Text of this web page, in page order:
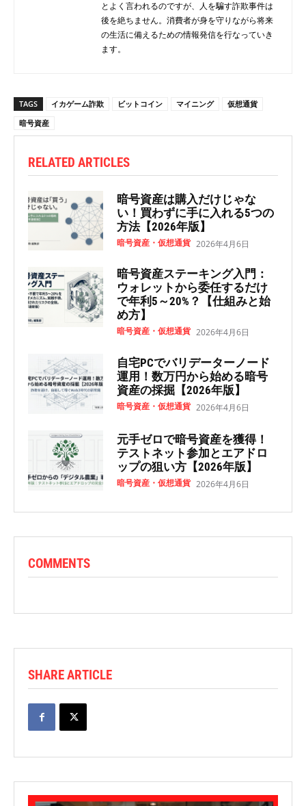
とよく言われるのですが、人を騙す詐欺事件は
後を絶ちません。消費者が身を守りながら将来
の生活に備えるための情報発信を行なっていき
ます。
TAGS イカゲーム詐欺 ビットコイン マイニング
仮想通貨
暗号資産
RELATED ARTICLES
暗号資産は購入だけじゃな
い！買わずに手に入れる5つの
方法【2026年版】
暗号資産・仮想通貨 2026年4月6日
暗号資産ステーキング入門：
ウォレットから委任するだけ
で年利5～20%？【仕組みと始
め方】
暗号資産・仮想通貨 2026年4月6日
自宅PCでバリデーターノード
運用！数万円から始める暗号
資産の採掘【2026年版】
暗号資産・仮想通貨 2026年4月6日
元手ゼロで暗号資産を獲得！
テストネット参加とエアドロ
ップの狙い方【2026年版】
暗号資産・仮想通貨 2026年4月6日
COMMENTS
SHARE ARTICLE